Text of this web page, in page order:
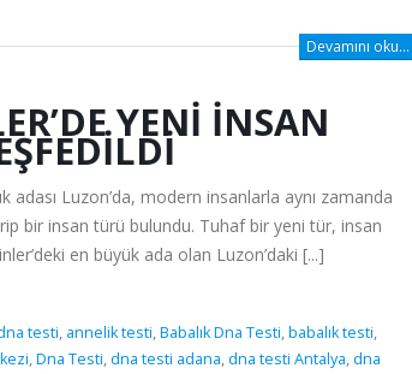
Devamını oku...
YENI INSAN
adası Luzon’da, modern insanlarla aynı zamanda
bir insan türü bulundu. Tuhaf bir yeni tür, insan
en büyük ada olan Luzon’daki [...]
testi, annelik testi,Babalık Dna Testi,babalık testi,
,Dna Testi,dna testi adana,dna testi Antalya,dna